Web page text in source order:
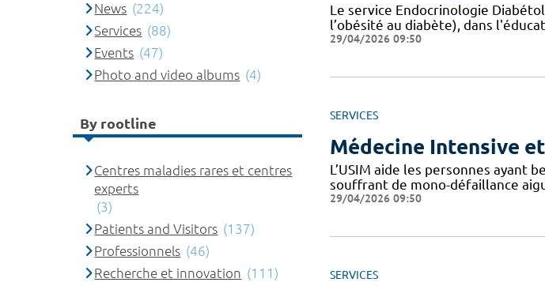
Le service Endocrinologie
l’obésité au diabète), dans
29/04/2026 09:50
SERVICES
Médecine Intensive
L’USIM aide les personnes ayant
souffrant de mono-défaillance
29/04/2026 09:50
SERVICES
News (224)
Services (88)
Events (47)
Photo and video albums (4)
By rootline
Centres maladies rares et centres
experts
(3)
Patients and Visitors (137)
Professionnels (46)
Recherche et innovation (111)